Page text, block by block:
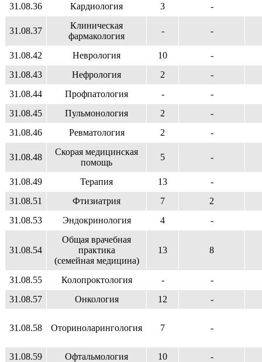
31.08.36 Кардиология 3 -
31.08.37
Клиническая
фармакология
- -
31.08.42 Неврология 10
-
31.08.43
Нефрология 2
-
31.08.44
Профпатология -
-
31.08.45
Пульмонология 2
-
31.08.46
Ревматология 2 -
31.08.48
Скорая медицинская
помощь
5 -
31.08.49 Терапия 13
-
31.08.51
Фтизиатрия 7
2
31.08.53
Эндокринология 4 -
31.08.54
Общая врачебная
практика
(семейная медицина)
13 8
31.08.55 Колопроктология -
-
31.08.57
Онкология 12 -
31.08.58 Оториноларингология 7 -
31.08.59 Офтальмология 10 -